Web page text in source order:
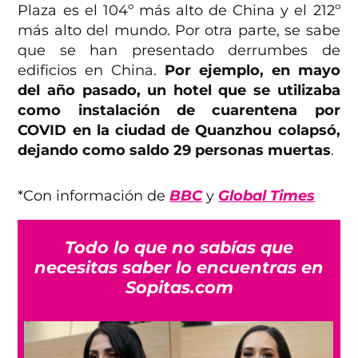
Plaza es el 104º más alto de China y el 212º
más alto del mundo. Por otra parte, se sabe
que se han presentado derrumbes de
edificios en China. Por ejemplo, en mayo
del año pasado, un hotel que se utilizaba
como instalación de cuarentena por
COVID en la ciudad de Quanzhou colapsó,
dejando como saldo 29 personas muertas.
*Con información deBBCy Global Times
Todo lo que no sabías que
necesitas saber lo encuentras en
Sopitas.com